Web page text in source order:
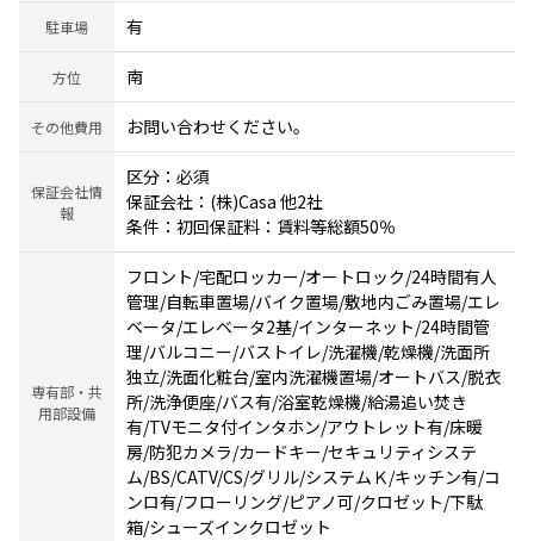
駐車場 有
方位 南
その他費用 お問い合わせください。
保証会社情
報
区分：必須
保証会社：(株)Casa 他2社
条件：初回保証料：賃料等総額50％
専有部・共
用部設備
フロント/宅配ロッカー/オートロック/24時間有人
管理/自転車置場/バイク置場/敷地内ごみ置場/エレ
ベータ/エレベータ2基/インターネット/24時間管
理/バルコニー/バストイレ/洗濯機/乾燥機/洗面所
独立/洗面化粧台/室内洗濯機置場/オートバス/脱衣
所/洗浄便座/バス有/浴室乾燥機/給湯追い焚き
有/TVモニタ付インタホン/アウトレット有/床暖
房/防犯カメラ/カードキー/セキュリティシステ
ム/BS/CATV/CS/グリル/システムＫ/キッチン有/コ
ンロ有/フローリング/ピアノ可/クロゼット/下駄
箱/シューズインクロゼット